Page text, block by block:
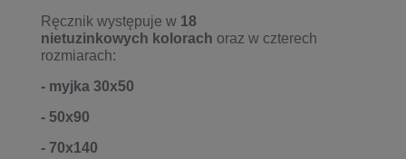
Ręcznik występuje w 18
nietuzinkowych kolorach oraz w czterech
rozmiarach:
- myjka 30x50
- 50x90
- 70x140